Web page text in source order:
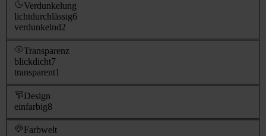
Verdunkelung
lichtdurchlässig6
verdunkelnd2
Transparenz
blickdicht7
transparent1
Design
einfarbig8
Farbwelt